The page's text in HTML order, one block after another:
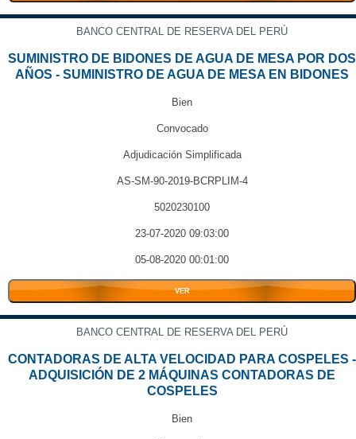
BANCO CENTRAL DE RESERVA DEL PERÚ
SUMINISTRO DE BIDONES DE AGUA DE MESA POR DOS
AÑOS - SUMINISTRO DE AGUA DE MESA EN BIDONES
Bien
Convocado
Adjudicación Simplificada
AS-SM-90-2019-BCRPLIM-4
5020230100
23-07-2020 09:03:00
05-08-2020 00:01:00
VER
BANCO CENTRAL DE RESERVA DEL PERÚ
CONTADORAS DE ALTA VELOCIDAD PARA COSPELES -
ADQUISICIÓN DE 2 MÁQUINAS CONTADORAS DE
COSPELES
Bien